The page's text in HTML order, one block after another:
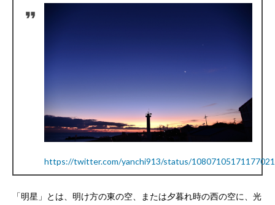
https://twitter.com/yanchi913/status/
「明星」とは、明け方の東の空、または夕暮れ時の西の空に、光